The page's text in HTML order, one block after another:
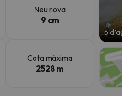
Neu nova
9 cm
Cota màxima
2528 m
6